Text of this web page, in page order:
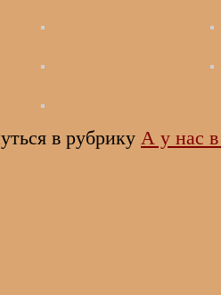
в рубрику А у нас